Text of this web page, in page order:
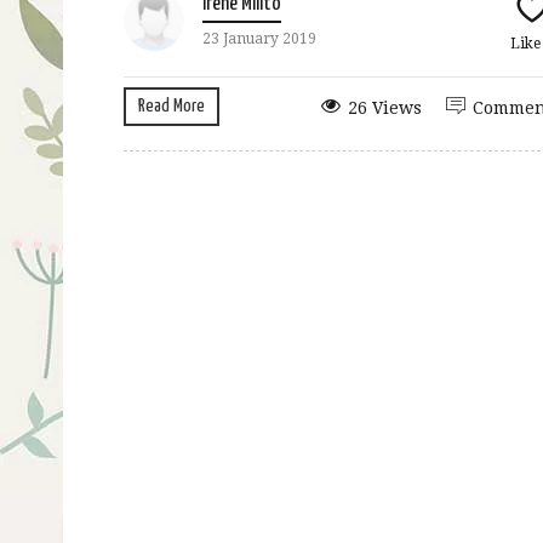
Irene Milito
23 January 2019 Like
Read More 26 Views